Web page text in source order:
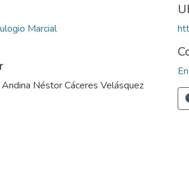
Marcial
Néstor Cáceres Velásquez